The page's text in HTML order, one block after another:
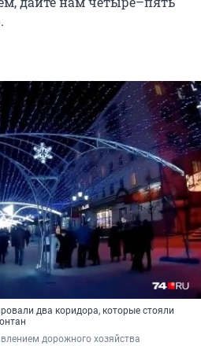
два коридора, которые стояли
дорожного хозяйства